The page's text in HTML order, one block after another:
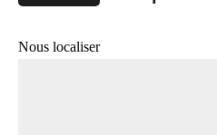
Nous localiser